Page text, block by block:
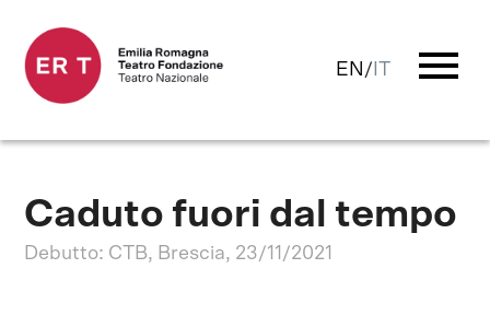
EN / IT menu
Caduto fuori dal tempo
Debutto: CTB, Brescia, 23/11/2021